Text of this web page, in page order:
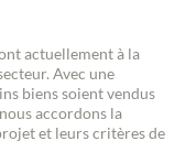
actuellement à la
Avec une
biens soient vendus
accordons la
et leurs critères de